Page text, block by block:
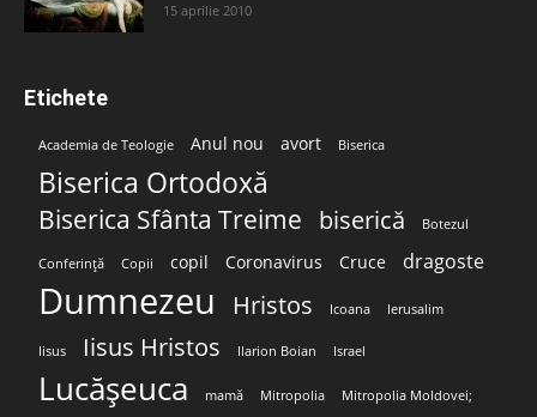
15 aprilie 2010
Etichete
Academia de Teologie Anul nou avort Biserica
Biserica Ortodoxă
Biserica Sfânta Treime biserică Botezul
Conferință Copii copil Coronavirus Cruce dragoste
Dumnezeu Hristos Icoana Ierusalim
Iisus Iisus Hristos Ilarion Boian Israel
Lucășeuca mamă Mitropolia Mitropolia Moldovei;